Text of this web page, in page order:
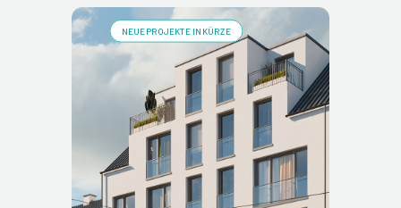
NEUE PROJEKTE IN KÜRZE